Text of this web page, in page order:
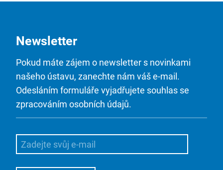
Newsletter
Pokud máte zájem o newsletter s novinkami
našeho ústavu, zanechte nám váš e-mail.
Odesláním formuláře vyjadřujete souhlas se
zpracováním osobních údajů.